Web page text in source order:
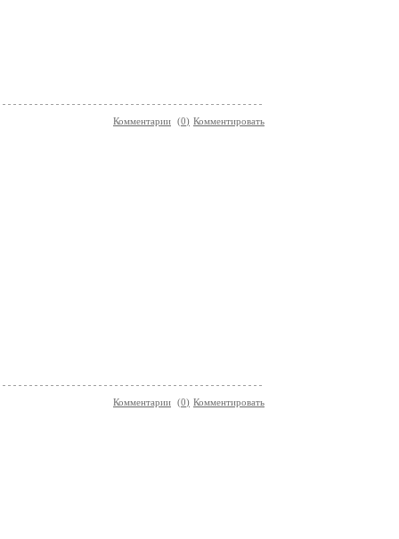
Комментарии (0) Комментировать
Комментарии (0) Комментировать